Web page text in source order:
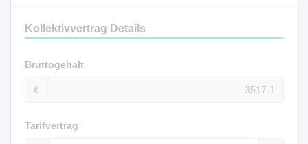
Kollektivvertrag Details
Bruttogehalt
€
Tarifvertrag